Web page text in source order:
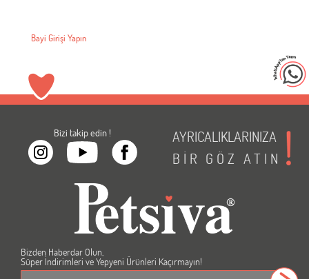
Bayi Girişi Yapın
Bizi takip edin !
AYRICALIKLARINIZA
BİR GÖZ ATIN
Bizden Haberdar Olun,
Süper İndirimleri ve Yepyeni Ürünleri Kaçırmayın!